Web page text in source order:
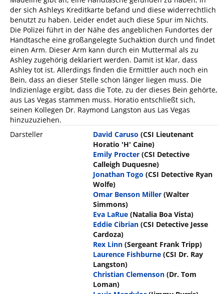
der sich Ashleys Kreditkarte befand und diese widerrechtlich
benutzt zu haben. Leider endet auch diese Spur im Nichts.
Die Polizei führt in der Nähe des angeblichen Fundortes der
Handtasche eine großangelegte Suchaktion durch und findet
einen Arm. Dieser Arm kann durch ein Muttermal als zu
Ashley zugehörig deklariert werden. Damit ist klar, dass
Ashley tot ist. Allerdings finden die Ermittler auch noch ein
Bein, dass an dieser Stelle schon länger liegen muss. Die
Indizienlage ergibt, dass die Tote, zu der dieses Bein gehörte,
aus Las Vegas stammen muss. Horatio entschließt sich,
seinen Kollegen Dr. Raymond Langston aus Las Vegas
hinzuzuziehen.
Darsteller
David Caruso (CSI Lieutenant
Horatio 'H' Caine)
Emily Procter (CSI Detective
Calleigh Duquesne)
Jonathan Togo (CSI Detective Ryan
Wolfe)
Omar Benson Miller (Walter
Simmons)
Eva LaRue (Natalia Boa Vista)
Eddie Cibrian (CSI Detective Jesse
Cardoza)
Rex Linn (Sergeant Frank Tripp)
Laurence Fishburne (CSI Dr. Ray
Langston)
Christian Clemenson (Dr. Tom
Loman)